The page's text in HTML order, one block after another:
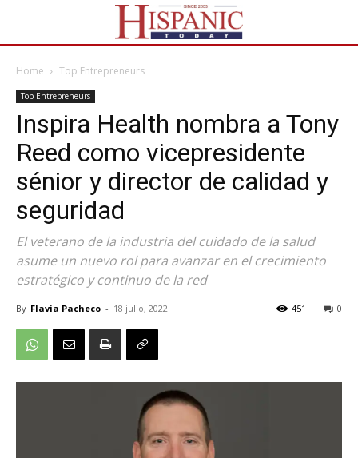
Home Top Entrepreneurs
Top Entrepreneurs
Inspira Health nombra a Tony
Reed como vicepresidente
sénior y director de calidad y
seguridad
El veterano de la industria del cuidado de la salud
asume un nuevo rol para avanzar en el crecimiento
estratégico y continuo de la red
By Flavia Pacheco - 18 julio, 2022 0
451